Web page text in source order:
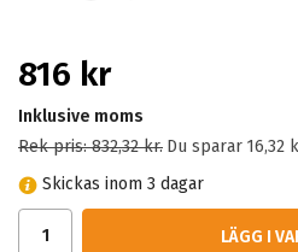
816 kr
Inklusive moms
Rek pris:832,32 kr. Du sparar 16,32
Skickas inom 3 dagar
LÄGG I